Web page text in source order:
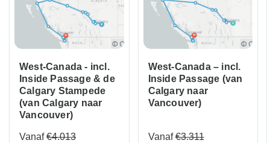
West-Canada - incl.
Inside Passage & de
Calgary Stampede
(van Calgary naar
Vancouver)
Vanaf€4.013
West-Canada – incl.
Inside Passage (van
Calgary naar
Vancouver)
Vanaf€3.311